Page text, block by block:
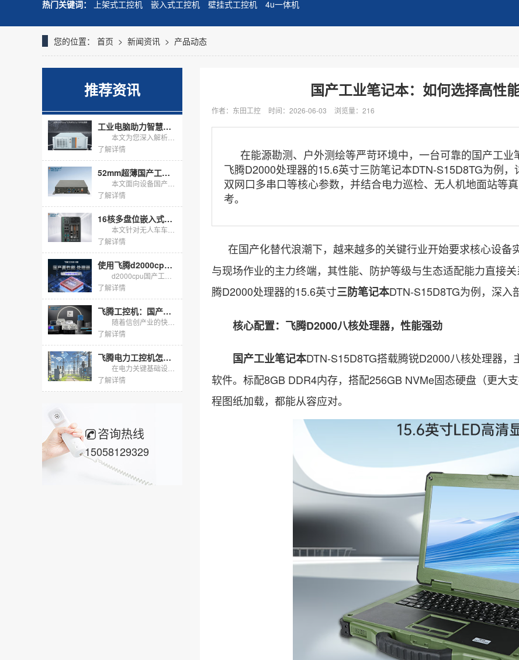
热门关键词： 上架式工控机 嵌入式工控机 壁挂式工控机 4u一体机
您的位置： 首页 > 新闻资讯 > 产品动态
推荐资讯
工业电脑助力智慧检测：解读DT-610X-JQ670MA
了解详情
52mm超薄国产工控机：小型设备国产化内嵌改造优选方案
了解详情
16核多盘位嵌入式无风扇工控机，适配无人车海量数据存储
了解详情
使用飞腾d2000cpu的国产工控机怎么选？
了解详情
飞腾工控机：国产芯、强性能、多场景，助力关键行业自主可控
了解详情
飞腾电力工控机怎么选？东田两款国产化主机适配电力规约采集
了解详情
咨询热线
15058129329
国产工业笔记本：如何选择高性
作者：东田工控 时间：2026-06-03 浏览量：216
在能源勘测、户外测绘等严苛环境中，一台可靠的国产工
飞腾D2000处理器的15.6英寸三防笔记本DTN-S15D8TG为例
双网口多串口等核心参数，并结合电力巡检、无人机地面站等
考。
在国产化替代浪潮下，越来越多的关键行业开始要求核心设备
与现场作业的主力终端，其性能、防护等级与生态适配能力直接
腾D2000处理器的15.6英寸三防笔记本DTN-S15D8TG为例，深入
核心配置：飞腾D2000八核处理器，性能强劲
国产工业笔记本DTN-S15D8TG搭载腾锐D2000八核处理器
软件。标配8GB DDR4内存，搭配256GB NVMe固态硬盘（更大
程图纸加载，都能从容应对。